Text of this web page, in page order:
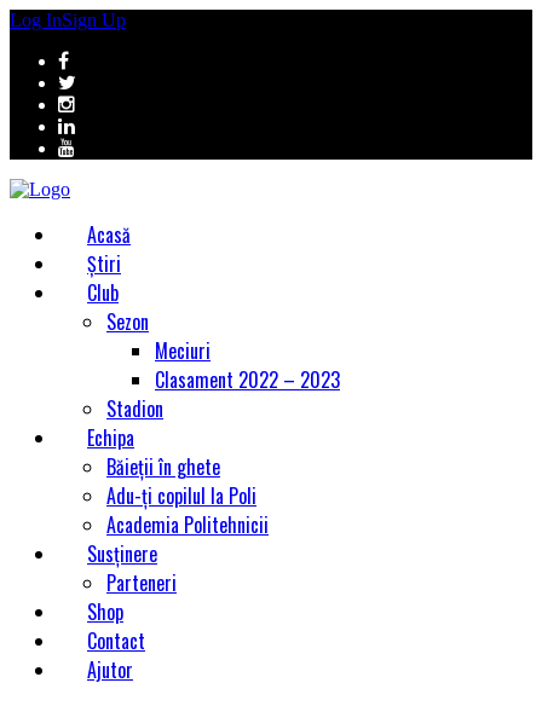
Log InSign Up
Acasă
Știri
Club
Sezon
Meciuri
Clasament 2022 – 2023
Stadion
Echipa
Băieții în ghete
Adu-ți copilul la Poli
Academia Politehnicii
Susținere
Parteneri
Shop
Contact
Ajutor